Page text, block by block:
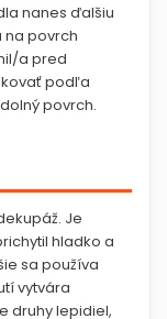
nanes ďalšiu
na povrch
a pred
podľa
povrch.
Je
hladko a
sa používa
vytvára
druhy lepidiel,